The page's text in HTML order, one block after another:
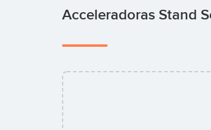
Acceleradoras Stand